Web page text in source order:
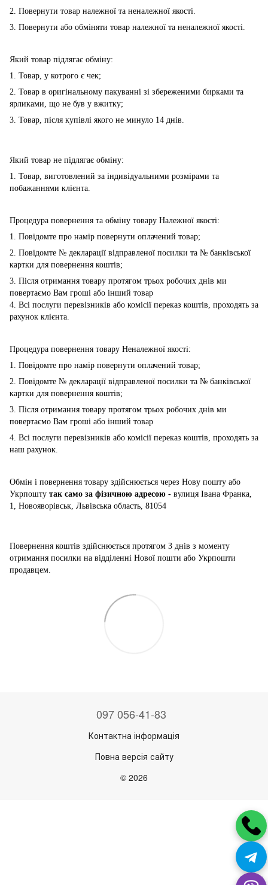
2. Повернути товар належної та неналежної якості.
3. Повернути або обміняти товар належної та неналежної якості.
Який товар підлягає обміну:
1. Товар, у котрого є чек;
2. Товар в оригінальному пакуванні зі збереженими бирками та
ярликами, що не був у вжитку;
3. Товар, після купівлі якого не минуло 14 днів.
Який товар не підлягає обміну:
1. Товар, виготовлений за індивідуальними розмірами та
побажаннями клієнта.
Процедура повернення та обміну товару Належної якості:
1. Повідомте про намір повернути оплачений товар;
2. Повідомте № декларації відправленої посилки та № банківської
картки для повернення коштів;
3. Після отримання товару протягом трьох робочих днів ми
повертаємо Вам гроші або інший товар
4. Всі послуги перевізників або комісії переказ коштів, проходять за
рахунок клієнта.
Процедура повернення товару Неналежної якості:
1. Повідомте про намір повернути оплачений товар;
2. Повідомте № декларації відправленої посилки та № банківської
картки для повернення коштів;
3. Після отримання товару протягом трьох робочих днів ми
повертаємо Вам гроші або інший товар
4. Всі послуги перевізників або комісії переказ коштів, проходять за
наш рахунок.
Обмін і повернення товару здійснюється через Нову пошту або
Укрпошту так само за фізичною адресою - вулиця Івана Франка,
1, Новояворівськ, Львівська область, 81054
Повернення коштів здійснюється протягом 3 днів з моменту
отримання посилки на відділенні Нової пошти або Укрпошти
продавцем.
097 056-41-83
Контактна інформація
Повна версія сайту
© 2026